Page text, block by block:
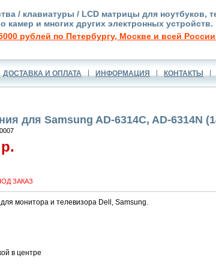
/ клавиатуры / LCD матрицы для ноутбуков,
камер и многих других электронных устройств.
рублей по Петербургу, Москве и всей
ДОСТАВКА И ОПЛАТА ИНФОРМАЦИЯ КОНТАКТЫ
для Samsung AD-6314C, AD-6314N
ЗАКАЗ
монитора и телевизора Dell, Samsung.
в центре